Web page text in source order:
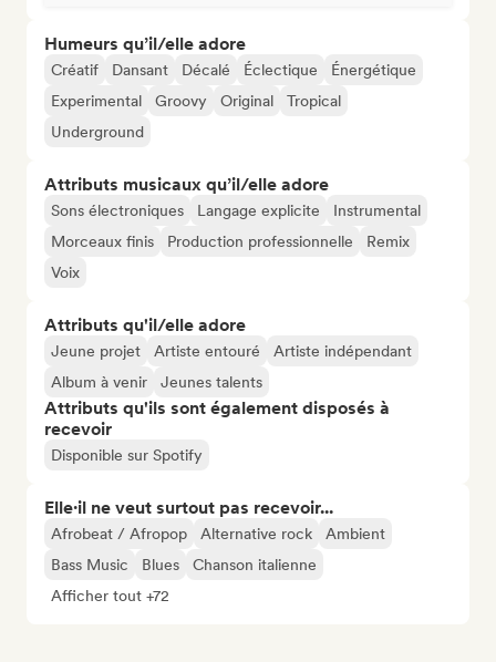
Humeurs qu’il/elle adore
Créatif Dansant Décalé Éclectique
Énergétique
Experimental
Groovy Original
Tropical
Underground
Attributs musicaux qu’il/elle adore
Sons électroniques Langage explicite
Instrumental
Morceaux finis
Production professionnelle
Remix
Voix
Attributs qu'il/elle adore
Jeune projet Artiste entouré
Artiste indépendant
Album à venir
Jeunes talents
Attributs qu'ils sont également disposés à
recevoir
Disponible sur Spotify
Elle·il ne veut surtout pas recevoir...
Afrobeat / Afropop Alternative rock
Ambient
Bass Music
Blues
Chanson italienne
Afficher tout +72